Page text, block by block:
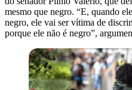
mesmo que negro. “E, quando
negro, ele vai ser vítima de
porque ele não é negro”,